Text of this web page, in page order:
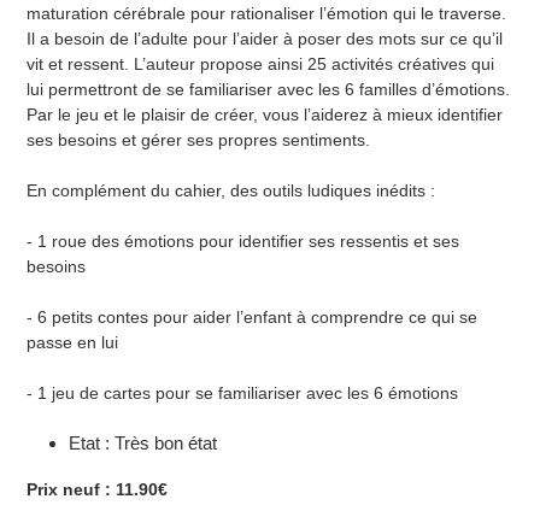
maturation cérébrale pour rationaliser l’émotion qui le traverse.
Il a besoin de l’adulte pour l’aider à poser des mots sur ce qu’il
vit et ressent. L’auteur propose ainsi 25 activités créatives qui
lui permettront de se familiariser avec les 6 familles d’émotions.
Par le jeu et le plaisir de créer, vous l’aiderez à mieux identifier
ses besoins et gérer ses propres sentiments.
En complément du cahier, des outils ludiques inédits :
- 1 roue des émotions pour identifier ses ressentis et ses
besoins
- 6 petits contes pour aider l’enfant à comprendre ce qui se
passe en lui
- 1 jeu de cartes pour se familiariser avec les 6 émotions
Etat : Très bon état
Prix neuf : 11.90€